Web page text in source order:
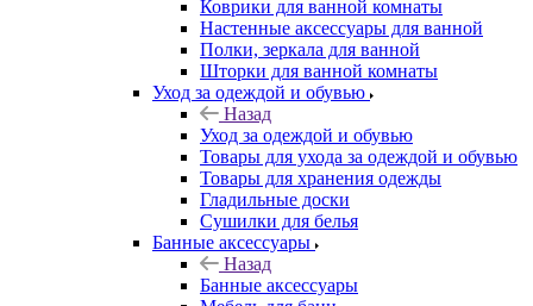
Коврики для ванной комнаты
Настенные аксессуары для ванной
Полки, зеркала для ванной
Шторки для ванной комнаты
Уход за одеждой и обувью
Назад
Уход за одеждой и обувью
Товары для ухода за одеждой и обувью
Товары для хранения одежды
Гладильные доски
Сушилки для белья
Банные аксессуары
Назад
Банные аксессуары